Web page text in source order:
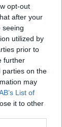
opt-out
after your
seeing
utilized by
prior to
further
parties on the
may
List of
it to other
στην
πολλούς
σε
με τα
για την